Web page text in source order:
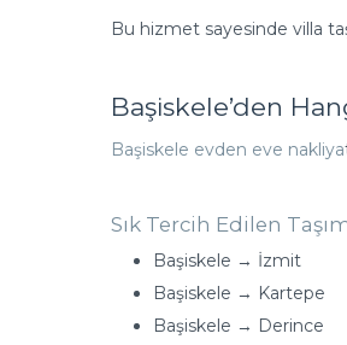
Bu hizmet sayesinde villa
Başiskele’den
Başiskele evden eve nakliya
Sık Tercih Edilen
Başiskele → İzmit
Başiskele → Kartepe
Başiskele → Derince